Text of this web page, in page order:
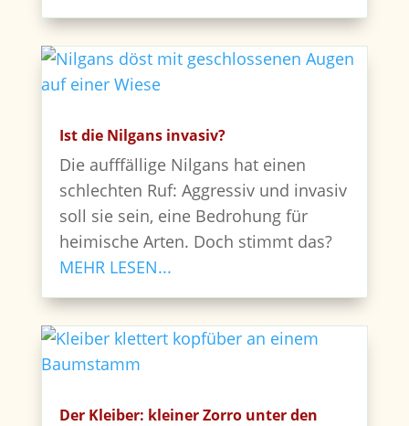
Ist die Nilgans invasiv?
Die aufffällige Nilgans hat einen
schlechten Ruf: Aggressiv und invasiv
soll sie sein, eine Bedrohung für
heimische Arten. Doch stimmt das?
MEHR LESEN...
Der Kleiber: kleiner Zorro unter den